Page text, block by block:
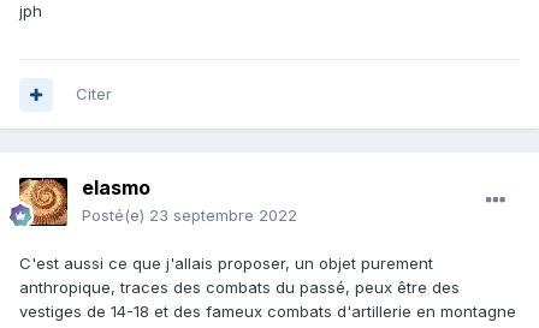
jph
Citer
elasmo
Posté(e) 23 septembre 2022
C'est aussi ce que j'allais proposer, un objet purement
anthropique, traces des combats du passé, peux être des
vestiges de 14-18 et des fameux combats d'artillerie en montagne